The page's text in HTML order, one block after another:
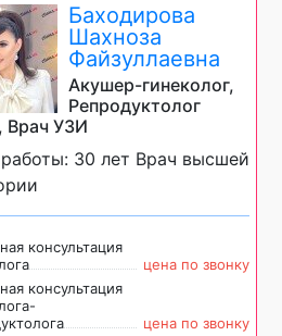
Баходирова
Шахноза
Файзуллаевна
Акушер-гинеколог,
Репродуктолог
Врач УЗИ
30 лет Врач высшей
консультация
цена по звонку
консультация
цена по звонку